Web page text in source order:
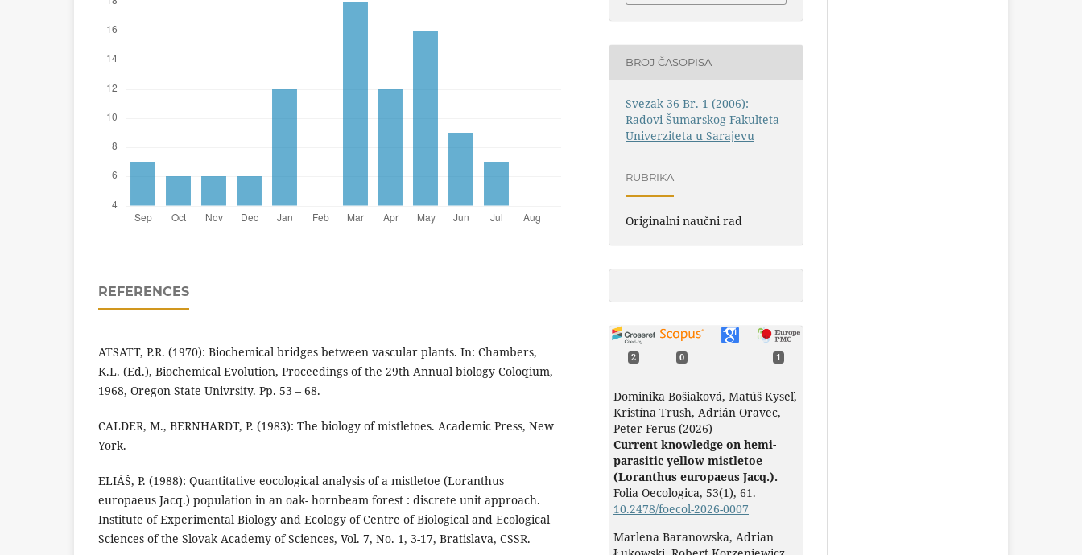
REFERENCES
ATSATT, P.R. (1970): Biochemical bridges between vascular plants. In: Chambers,
K.L. (Ed.), Biochemical Evolution, Proceedings of the 29th Annual biology Coloqium,
1968, Oregon State Univrsity. Pp. 53 – 68.
CALDER, M., BERNHARDT, P. (1983): The biology of mistletoes. Academic Press, New
York.
ELIÁŠ, P. (1988): Quantitative eocological analysis of a mistletoe (Loranthus
europaeus Jacq.) population in an oak- hornbeam forest : discrete unit approach.
Institute of Experimental Biology and Ecology of Centre of Biological and Ecological
Sciences of the Slovak Academy of Sciences, Vol. 7, No. 1, 3-17, Bratislava, CSSR.
BROJ ČASOPISA
Svezak 36 Br. 1 (2006):
Radovi Šumarskog Fakulteta
Univerziteta u Sarajevu
RUBRIKA
Originalni naučni rad
2 0 1
Dominika Bošiaková, Matúš Kyseľ,
Kristína Trush, Adrián Oravec,
Peter Ferus (2026)
Current knowledge on hemi-
parasitic yellow mistletoe
(Loranthus europaeus Jacq.).
Folia Oecologica, 53(1), 61.
10.2478/foecol-2026-0007
Marlena Baranowska, Adrian